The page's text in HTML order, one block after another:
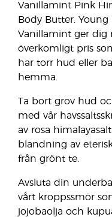
Vanillamint Pink
Body Butter.
Vanillamint ger dig
överkomligt pris
har torr hud eller
hemma.
Ta bort grov hud
med vår
av rosa
blandning av
från grönt te.
Avsluta din
vårt kroppssmör
jojobaolja och